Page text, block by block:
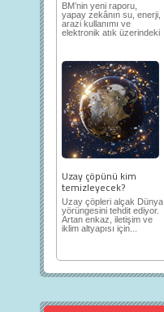
BM’nin yeni raporu,
yapay zekânın su, enerji,
arazi kullanımı ve
elektronik atık üzerindeki
Uzay çöpünü kim
temizleyecek?
Uzay çöpleri alçak Dünya
yörüngesini tehdit ediyor.
Artan enkaz, iletişim ve
iklim altyapısı için...